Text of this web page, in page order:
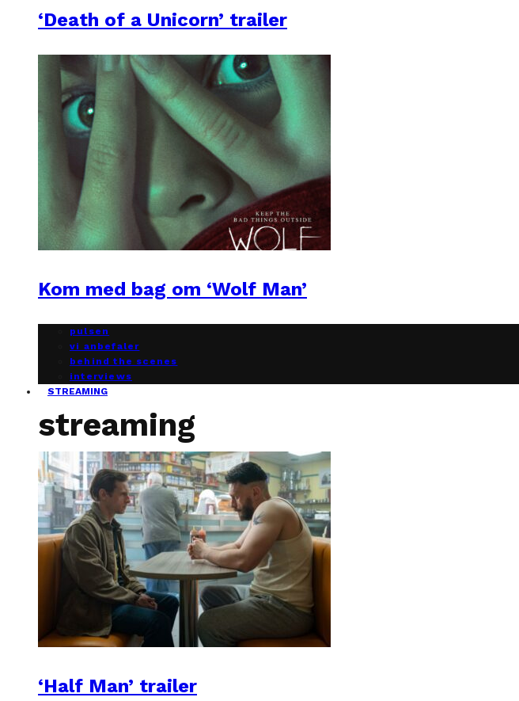
‘Death of a Unicorn’ trailer
Kom med bag om ‘Wolf Man’
pulsen
vi anbefaler
behind the scenes
interviews
STREAMING
streaming
‘Half Man’ trailer